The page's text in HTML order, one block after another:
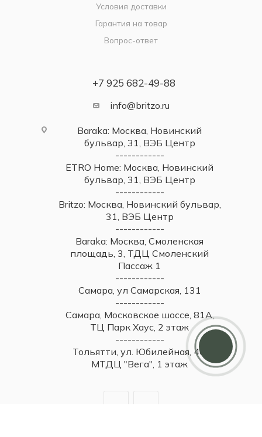
Условия доставки
Гарантия на товар
Вопрос-ответ
+7 925 682-49-88
info@britzo.ru
Baraka: Москва, Новинский
бульвар, 31, ВЭБ Центр
------------
ETRO Home: Москва, Новинский
бульвар, 31, ВЭБ Центр
------------
Britzo: Москва, Новинский бульвар,
31, ВЭБ Центр
------------
Baraka: Москва, Смоленская
площадь, 3, ТДЦ Смоленский
Пассаж 1
------------
Самара, ул Самарская, 131
------------
Самара, Московское шоссе, 81А,
ТЦ Парк Хаус, 2 этаж
------------
Тольятти, ул. Юбилейная, 40,
МТДЦ "Вега", 1 этаж
Дарим 5000 балов
Мы ценим своих клиентов и в качестве
благодарности зачисляем 5 000 бонусов за